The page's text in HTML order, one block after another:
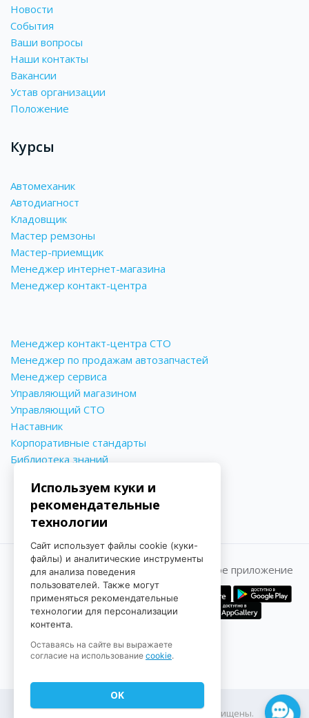
Новости
События
Ваши вопросы
Наши контакты
Вакансии
Устав организации
Положение
Курсы
Автомеханик
Автодиагност
Кладовщик
Мастер ремзоны
Мастер-приемщик
Менеджер интернет-магазина
Менеджер контакт-центра
Менеджер контакт-центра СТО
Менеджер по продажам автозапчастей
Менеджер сервиса
Управляющий магазином
Управляющий СТО
Наставник
Корпоративные стандарты
Библиотека знаний
Принимаем к оплате Мобильное приложение
© 2022-2026 ЕвроАвто. Все права защищены.
Используем куки и
рекомендательные
технологии
Сайт использует файлы cookie (куки-
файлы) и аналитические инструменты
для анализа поведения
пользователей. Также могут
применяться рекомендательные
технологии для персонализации
контента.
Оставаясь на сайте вы выражаете
согласие на использование cookie.
OK